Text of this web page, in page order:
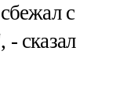
с
сказал